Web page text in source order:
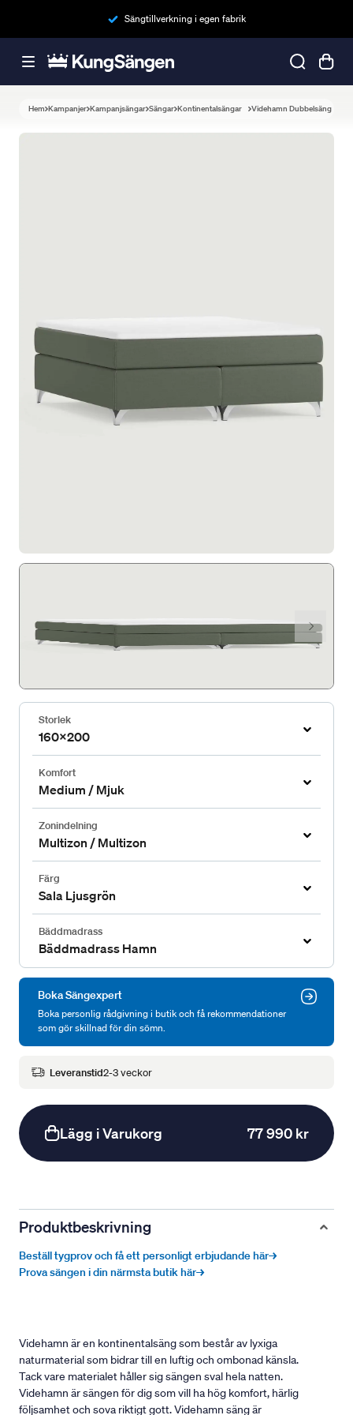
Sängtillverkning i egen fabrik
Hem Kampanjer Kampanjsängar Sängar Kontinentalsängar Videhamn Dubbelsäng
Storlek
160x200
Komfort
Medium / Mjuk
Zonindelning
Multizon / Multizon
Färg
Sala Ljusgrön
Bäddmadrass
Bäddmadrass Hamn
Boka Sängexpert
Boka personlig rådgivning i butik och få rekommendationer
som gör skillnad för din sömn.
Leveranstid2-3 veckor
Lägg i Varukorg 77 990 kr
Produktbeskrivning
Beställ tygprov och få ett personligt erbjudande här→
Prova sängen i din närmsta butik här→
Videhamn är en kontinentalsäng som består av lyxiga
naturmaterial som bidrar till en luftig och ombonad känsla.
Tack vare materialet håller sig sängen sval hela natten.
Videhamn är sängen för dig som vill ha hög komfort, härlig
följsamhet och sova riktigt gott. Videhamn säng är